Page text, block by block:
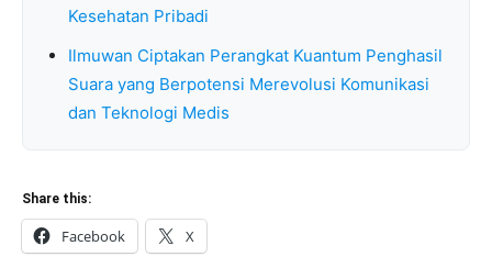
Kesehatan Pribadi
Ilmuwan Ciptakan Perangkat Kuantum Penghasil
Suara yang Berpotensi Merevolusi Komunikasi
dan Teknologi Medis
Share this:
Facebook X